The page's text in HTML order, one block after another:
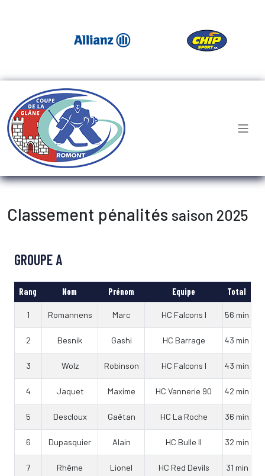
Classement pénalités saison 2025
GROUPE A
Rang Nom Prénom Equipe Total
1 Romannens Marc HC Falcons I 56 min
2 Besnik Gashi HC Barrage 43 min
3 Wolz Robinson HC Falcons I 43 min
4 Jaquet Maxime HC Vannerie 90 42 min
5 Descloux Gaëtan HC La Roche 36 min
6 Dupasquier Alain HC Bulle II 32 min
7 Rhême Lionel HC Red Devils 31 min